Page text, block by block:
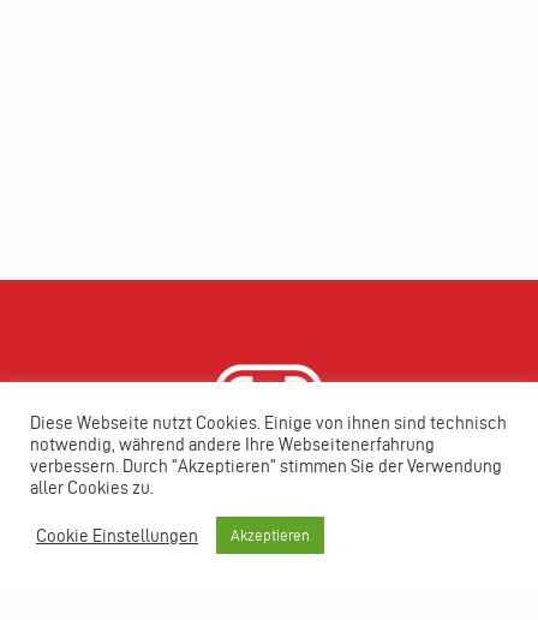
ENERGIE IST ZU WERTVOLL,
Diese Webseite nutzt Cookies. Einige von ihnen sind technisch
notwendig, während andere Ihre Webseitenerfahrung
verbessern. Durch "Akzeptieren" stimmen Sie der Verwendung
aller Cookies zu.
Cookie Einstellungen Akzeptieren